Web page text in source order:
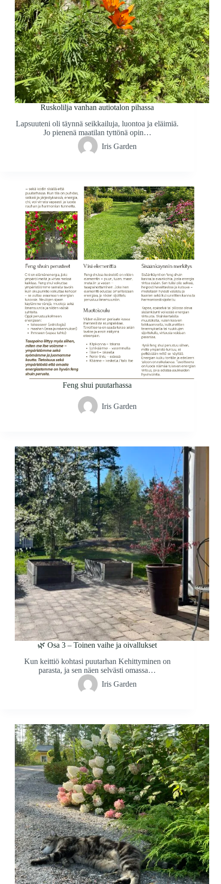
Ruskolilja vanhan autiotalon pihassa
Lapsuuteni oli täynnä seikkailuja, luontoa ja eläimiä.
Jo pienenä maatilan tyttönä opin…
Iris Garden
Feng shui puutarhassa
Iris Garden
🌿 Osa 3 – Toinen vaihe ja oivallukset
Kun keittiö kohtasi puutarhan Kehittyminen on
parasta, ja sen näen selvästi omassa…
Iris Garden